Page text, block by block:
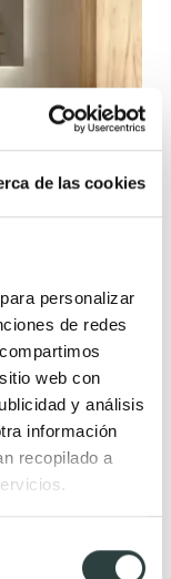
de las cookies
personalizar
de redes
web con
y análisis
información
recopilado a
de cerámica